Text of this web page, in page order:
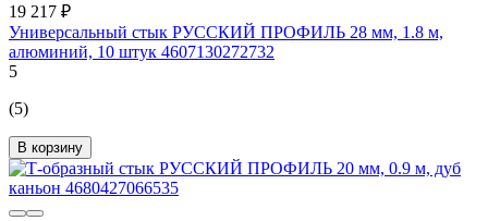
19 217 ₽
Универсальный стык РУССКИЙ ПРОФИЛЬ 28 мм, 1.8 м,
алюминий, 10 штук 4607130272732
5
(5)
В корзину